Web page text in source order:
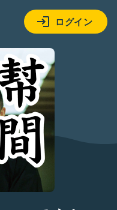
ログイン